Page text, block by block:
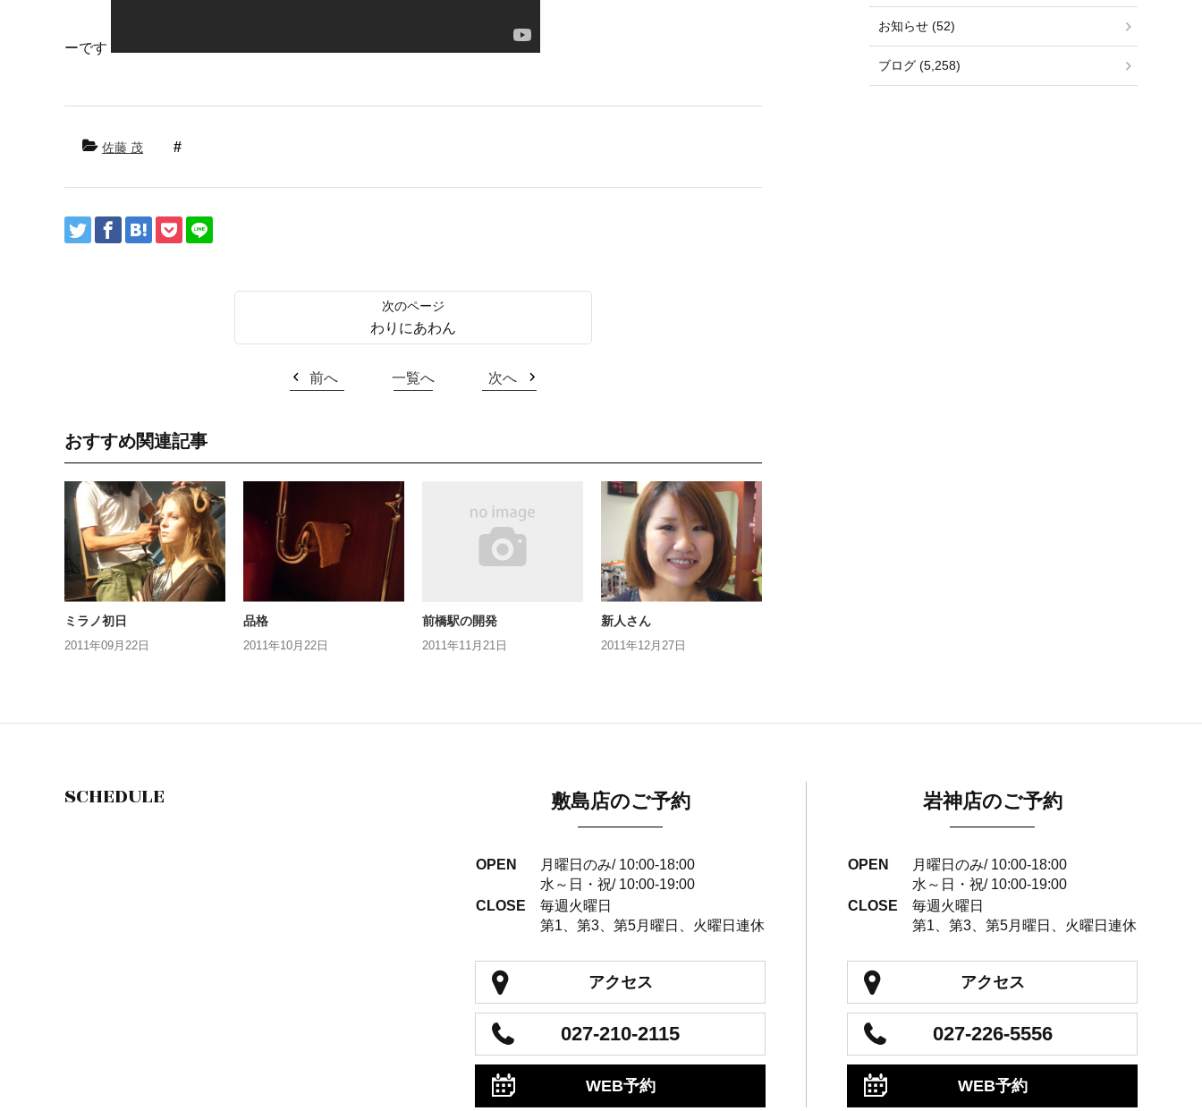
ーです
佐藤 茂
わりにあわん
前へ 一覧へ 次へ
おすすめ関連記事
ミラノ初日
2011年09月22日
品格
2011年10月22日
前橋駅の開発
2011年11月21日
新人さん
2011年12月27日
お知らせ (52)
ブログ (5,258)
SCHEDULE 敷島店のご予約
OPEN
月曜日のみ/ 10:00-18:00
水～日・祝/ 10:00-19:00
CLOSE
毎週火曜日
第1、第3、第5月曜日、火曜日連休
アクセス
027-210-2115
WEB予約
岩神店のご予約
OPEN
月曜日のみ/ 10:00-18:00
水～日・祝/ 10:00-19:00
CLOSE
毎週火曜日
第1、第3、第5月曜日、火曜日連休
アクセス
027-226-5556
WEB予約